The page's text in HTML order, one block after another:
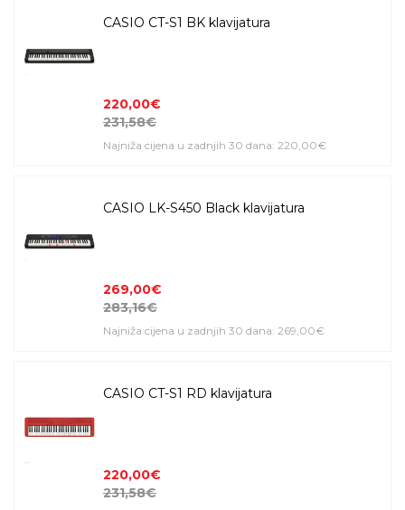
CASIO CT-S1 BK klavijatura
220,00€
231,58€
Najniža cijena u zadnjih 30 dana: 220,00€
CASIO LK-S450 Black klavijatura
269,00€
283,16€
Najniža cijena u zadnjih 30 dana: 269,00€
CASIO CT-S1 RD klavijatura
220,00€
231,58€